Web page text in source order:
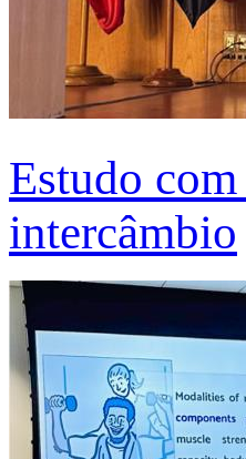
Estudo
intercâmbio